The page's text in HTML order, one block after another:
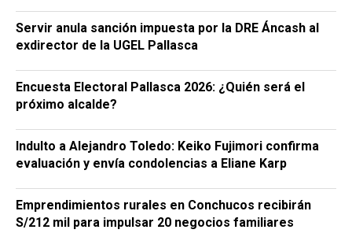
Servir anula sanción impuesta por la DRE Áncash al
exdirector de la UGEL Pallasca
Encuesta Electoral Pallasca 2026: ¿Quién será el
próximo alcalde?
Indulto a Alejandro Toledo: Keiko Fujimori confirma
evaluación y envía condolencias a Eliane Karp
Emprendimientos rurales en Conchucos recibirán
S/212 mil para impulsar 20 negocios familiares